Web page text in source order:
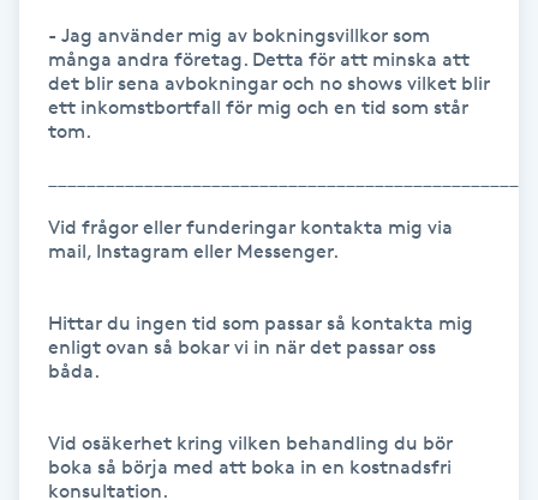
Koppningsmassage
Kosmetisk tatuering
Kroppspeeling
Kärlbehandling
- Jag använder mig av bokningsvillkor som
många andra företag. Detta för att minska att
det blir sena avbokningar och no shows vilket blir
ett inkomstbortfall för mig och en tid som står
tom.
Vid frågor eller funderingar kontakta mig via
mail, Instagram eller Messenger.
Hittar du ingen tid som passar så kontakta mig
enligt ovan så bokar vi in när det passar oss
båda.
Vid osäkerhet kring vilken behandling du bör
boka så börja med att boka in en kostnadsfri